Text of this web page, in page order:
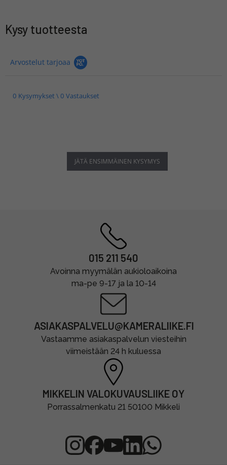
Kysy tuotteesta
Arvostelut tarjoaa
0 Kysymykset \ 0 Vastaukset
JÄTÄ ENSIMMÄINEN KYSYMYS
015 211 540
Avoinna myymälän aukioloaikoina
ma-pe 9-17 ja la 10-14
ASIAKASPALVELU@KAMERALIIKE.FI
Vastaamme asiakaspalvelun viesteihin
viimeistään 24 h kuluessa
MIKKELIN VALOKUVAUSLIIKE OY
Porrassalmenkatu 21 50100 Mikkeli